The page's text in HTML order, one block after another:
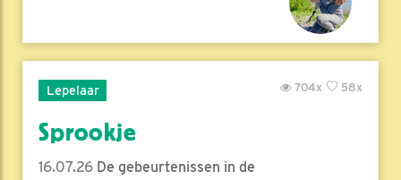
Lepelaar 58x
704x
Sprookje
16.07.26 De gebeurtenissen in de